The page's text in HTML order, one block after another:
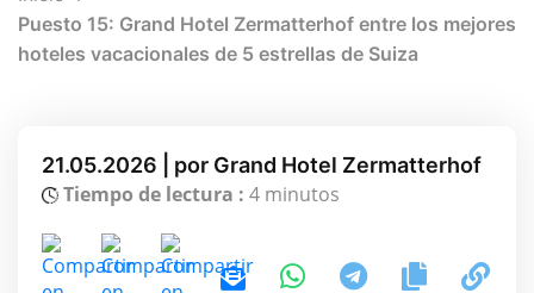
Puesto 15: Grand Hotel Zermatterhof entre los mejores
hoteles vacacionales de 5 estrellas de Suiza
21.05.2026 | por Grand Hotel Zermatterhof
Tiempo de lectura : 4 minutos